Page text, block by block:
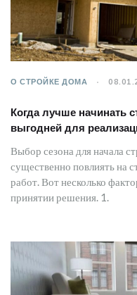
О СТРОЙКЕ ДОМА
Когда лучше начинать
выгодней для
Выбор сезона для начала
существенно повлиять на
работ. Вот несколько
принятии решения. 1.